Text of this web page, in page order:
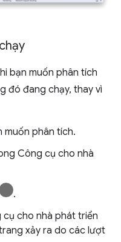
bạn muốn phân tích
đó đang chạy, thay vì
muốn phân tích.
Công cụ cho nhà
.
cho nhà phát triển
xảy ra do các lượt